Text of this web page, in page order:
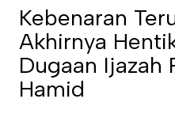
Kebenaran
Akhirnya
Dugaan Ijazah
Hamid